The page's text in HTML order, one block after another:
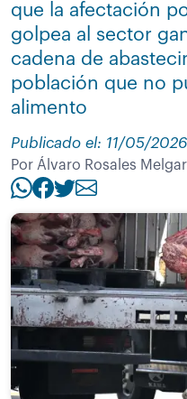
que la afectación
golpea al sector
cadena de
población que no
alimento
Publicado el: 11/05/
Por Álvaro Rosales Melgar